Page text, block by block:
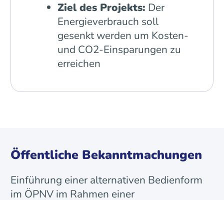
Ziel des Projekts: Der
Energieverbrauch soll
gesenkt werden um Kosten-
und CO2-Einsparungen zu
erreichen
Öffentliche Bekanntmachungen
Einführung einer alternativen Bedienform
im ÖPNV im Rahmen einer